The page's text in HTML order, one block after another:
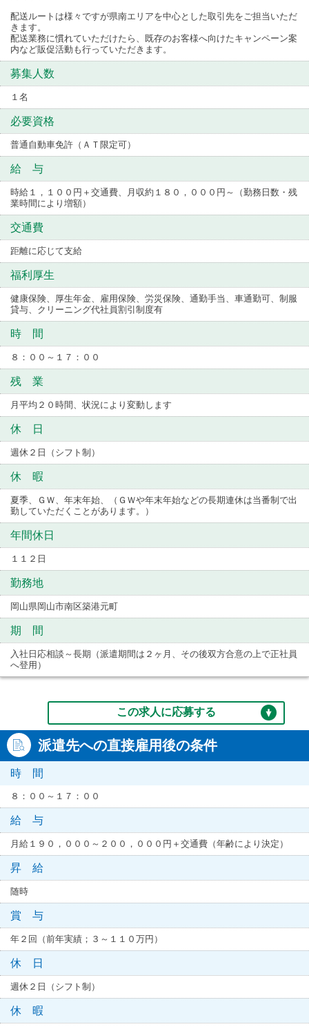
配送ルートは様々ですが県南エリアを中心とした取引先をご担当いただ
きます。
配送業務に慣れていただけたら、既存のお客様へ向けたキャンペーン案
内など販促活動も行っていただきます。
募集人数
１名
必要資格
普通自動車免許（ＡＴ限定可）
給 与
時給１，１００円＋交通費、月収約１８０，０００円～（勤務日数・残
業時間により増額）
交通費
距離に応じて支給
福利厚生
健康保険、厚生年金、雇用保険、労災保険、通勤手当、車通勤可、制服
貸与、クリーニング代社員割引制度有
時 間
８：００～１７：００
残 業
月平均２０時間、状況により変動します
休 日
週休２日（シフト制）
休 暇
夏季、ＧＷ、年末年始、（ＧＷや年末年始などの長期連休は当番制で出
勤していただくことがあります。）
年間休日
１１２日
勤務地
岡山県岡山市南区築港元町
期 間
入社日応相談～長期（派遣期間は２ヶ月、その後双方合意の上で正社員
へ登用）
この求人に応募する
派遣先への直接雇用後の条件
時 間
８：００～１７：００
給 与
月給１９０，０００～２００，０００円＋交通費（年齢により決定）
昇 給
随時
賞 与
年２回（前年実績；３～１１０万円）
休 日
週休２日（シフト制）
休 暇